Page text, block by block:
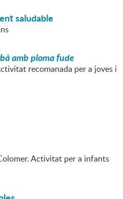
saludable
amb ploma fude
recomanada per a joves i
Activitat per a infants